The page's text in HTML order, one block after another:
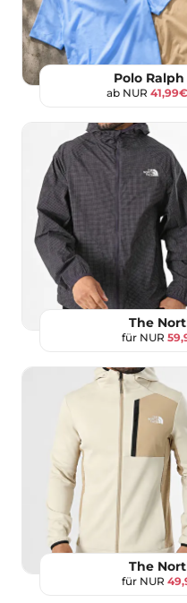
Polo
ab NUR 41,99€
The
für NUR
The
für NUR